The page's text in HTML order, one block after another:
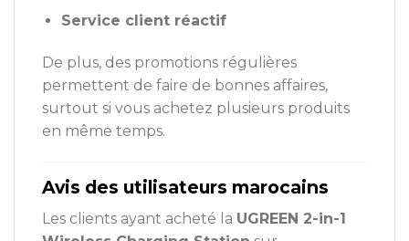
Service client réactif
De plus, des promotions régulières
permettent de faire de bonnes affaires,
surtout si vous achetez plusieurs produits
en même temps.
Avis des utilisateurs marocains
Les clients ayant acheté la UGREEN 2-in-1